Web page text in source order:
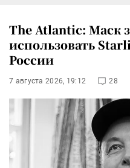
The Atlantic: Маск
использовать
России
7 августа 2026, 19:12 28